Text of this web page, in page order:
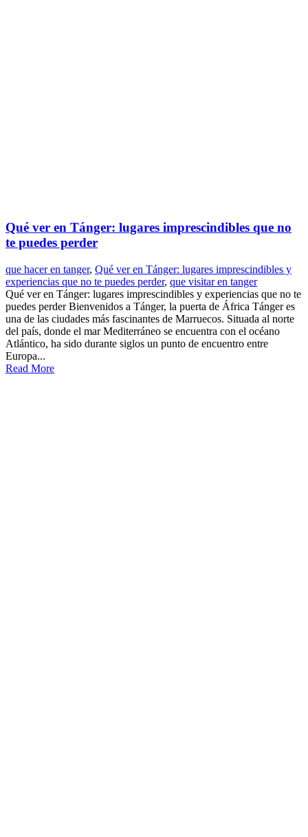
Qué ver en Tánger: lugares imprescindibles que no
te puedes perder
que hacer en tanger, Qué ver en Tánger: lugares imprescindibles y
experiencias que no te puedes perder, que visitar en tanger
Qué ver en Tánger: lugares imprescindibles y experiencias que no te
puedes perder Bienvenidos a Tánger, la puerta de África Tánger es
una de las ciudades más fascinantes de Marruecos. Situada al norte
del país, donde el mar Mediterráneo se encuentra con el océano
Atlántico, ha sido durante siglos un punto de encuentro entre
Europa...
Read More